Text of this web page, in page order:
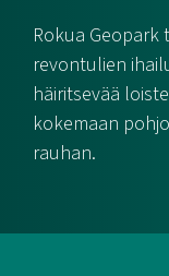
Rokua
revontulien
häiritsevää
kokemaan
rauhan.